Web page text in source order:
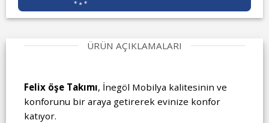
ÜRÜN AÇIKLAMALARI
Felix öşe Takımı, İnegöl Mobilya kalitesinin ve
konforunu bir araya getirerek evinize konfor
katıyor.